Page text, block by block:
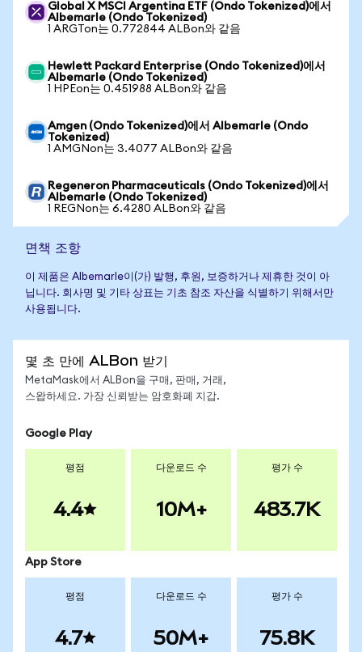
Global X MSCI Argentina ETF (Ondo Tokenized)에서
Albemarle (Ondo Tokenized)
1 ARGTon는 0.772844 ALBon와 같음
Hewlett Packard Enterprise (Ondo Tokenized)에서
Albemarle (Ondo Tokenized)
1 HPEon는 0.451988 ALBon와 같음
Amgen (Ondo Tokenized)에서 Albemarle (Ondo
Tokenized)
1 AMGNon는 3.4077 ALBon와 같음
Regeneron Pharmaceuticals (Ondo Tokenized)에서
Albemarle (Ondo Tokenized)
1 REGNon는 6.4280 ALBon와 같음
면책 조항
이 제품은 Albemarle이(가) 발행, 후원, 보증하거나 제휴한 것이 아
닙니다. 회사명 및 기타 상표는 기초 참조 자산을 식별하기 위해서만
사용됩니다.
몇 초 만에 ALBon 받기
MetaMask에서 ALBon을 구매, 판매, 거래,
스왑하세요. 가장 신뢰받는 암호화폐 지갑.
Google Play
평점
4.4
다운로드 수
10M+
평가 수
483.7K
App Store
평점
4.7
다운로드 수
50M+
평가 수
75.8K